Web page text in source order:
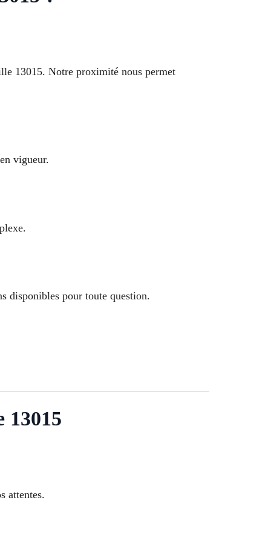
13015. Notre proximité nous permet
vigueur.
disponibles pour toute question.
13015
attentes.